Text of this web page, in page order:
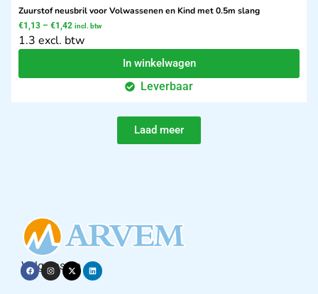
Zuurstof neusbril voor Volwassenen en Kind met 0.5m slang
€1,13 – €1,42 incl. btw
1.3 excl. btw
In winkelwagen
Leverbaar
Laad meer
Volg ons op